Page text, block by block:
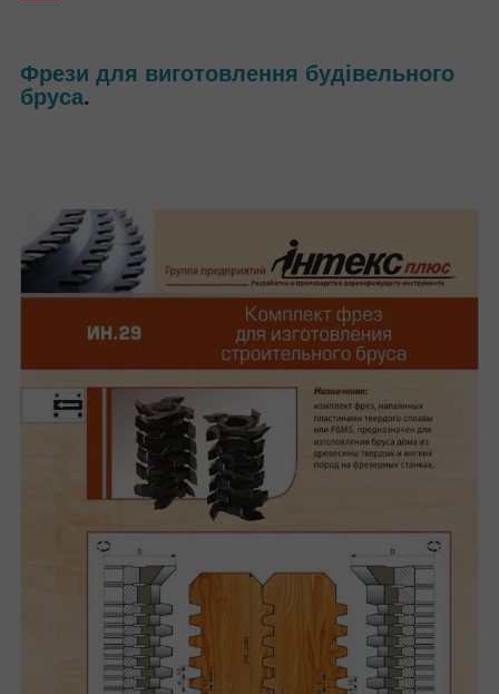
Фрези для виготовлення будівельного
бруса.